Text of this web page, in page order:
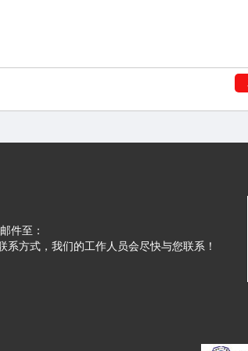
件至：
系方式，我们的工作人员会尽快与您联系！